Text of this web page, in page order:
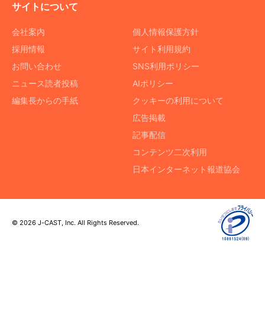
サイトについて
会社案内
採用情報
お問い合わせ
ニュース読者投稿
編集長からの手紙
個人情報保護方針
サイト利用規約
SNS利用ポリシー
AIポリシー
クッキーの利用について
広告掲載
記事配信
コンテンツ二次利用
日本インターネット報道協会
© 2026 J-CAST, Inc. All Rights Reserved.